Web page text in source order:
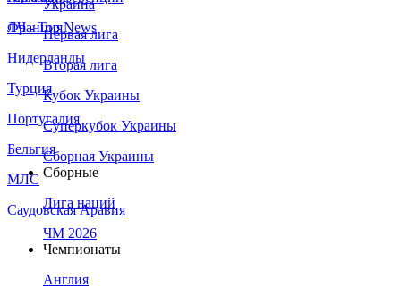
Франция
Нидерланды
Турция
Португалия
Бельгия
МЛС
Саудовская Аравия
ЛЧ - Top News
Украина
Первая лига
Вторая лига
Кубок Украины
Суперкубок Украины
Сборная Украины
Сборные
Лига наций
ЧМ 2026
Чемпионаты
Англия